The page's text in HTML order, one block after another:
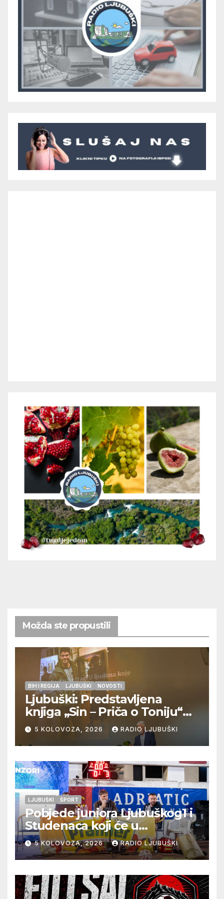
Možda ste propustili
BIH I REGIJA LJUBUŠKI NOVOSTI
Ljubuški: Predstavljena
knjiga „Sin – Priča o Toniju“
dr. sc. Zdenka Hercega
5 KOLOVOZA, 2026 RADIO LJUBUŠKI
LJUBUŠKI ŠPORT
Pobjede juniora Ljubuškog1 i
Studenaca koji će u
međusobnom susretu
odlučiti o prvom mjestu u
skupini “A”, seniori Teskere
upisali treću pobjedu,
Radišići “otpali”, a Humac se
5 KOLOVOZA, 2026 RADIO LJUBUŠKI